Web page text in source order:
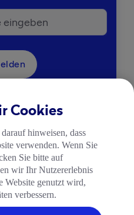
das Ihnen Zeit
Sie sich auf
Cookies
hinweisen, dass
verwenden. Wenn Sie
Sie bitte auf
wir Ihr Nutzererlebnis
Website genutzt wird,
verbessern.